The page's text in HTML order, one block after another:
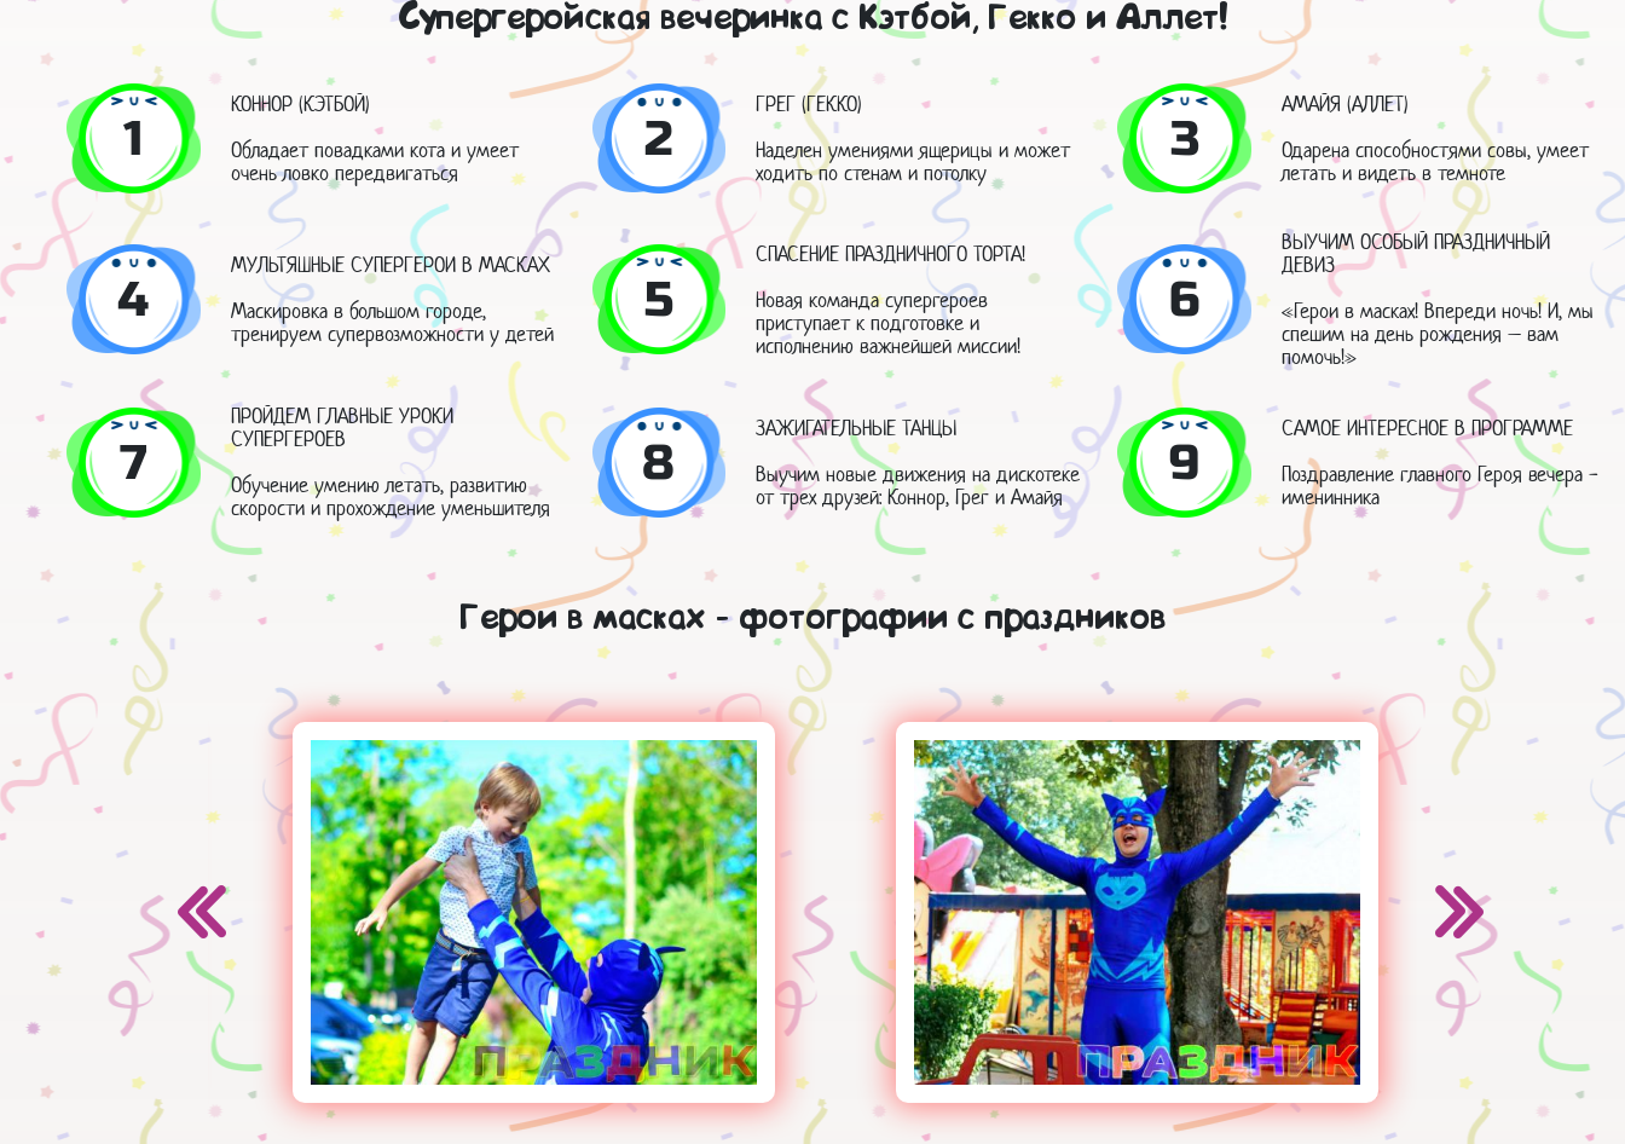
Супергеройская вечеринка с Кэтбой, Гекко и Аллет!
1
КОННОР (КЭТБОЙ)
Обладает повадками кота и умеет
очень ловко передвигаться
2
ГРЕГ (ГЕККО)
Наделен умениями ящерицы и может
ходить по стенам и потолку
3
АМАЙЯ (АЛЛЕТ)
Одарена способностями совы, умеет
летать и видеть в темноте
4
МУЛЬТЯШНЫЕ СУПЕРГЕРОИ В МАСКАХ
Маскировка в большом городе,
тренируем супервозможности у детей
5
СПАСЕНИЕ ПРАЗДНИЧНОГО ТОРТА!
Новая команда супергероев
приступает к подготовке и
исполнению важнейшей миссии!
6
ВЫУЧИМ ОСОБЫЙ ПРАЗДНИЧНЫЙ
ДЕВИЗ
«Герои в масках! Впереди ночь! И, мы
спешим на день рождения – вам
помочь!»
7
ПРОЙДЕМ ГЛАВНЫЕ УРОКИ
СУПЕРГЕРОЕВ
Обучение умению летать, развитию
скорости и прохождение уменьшителя
8
ЗАЖИГАТЕЛЬНЫЕ ТАНЦЫ
Выучим новые движения на дискотеке
от трех друзей: Коннор, Грег и Амайя
9
САМОЕ ИНТЕРЕСНОЕ В ПРОГРАММЕ
Поздравление главного Героя вечера -
именинника
Герои в масках - фотографии с праздников